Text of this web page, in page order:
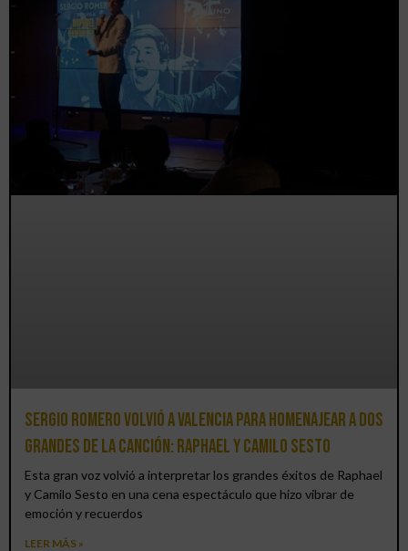
Sergio Romero volvió a Valencia para homenajear a dos
grandes de la canción: Raphael y Camilo Sesto
Esta gran voz volvió a interpretar los grandes éxitos de Raphael
y Camilo Sesto en una cena espectáculo que hizo vibrar de
emoción y recuerdos
LEER MÁS »